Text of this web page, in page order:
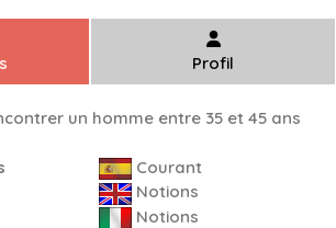
Profil
un homme entre 35 et 45 ans
Courant
Notions
Notions